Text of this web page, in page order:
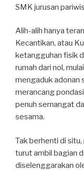
SMK jurusan
Alih-alih hanya
Kecantikan, atau
ketangguhan fisik
rumah dari nol,
mengaduk adonan
merancang
penuh semangat
sesama.
Tak berhenti di
turut ambil bagian
diselenggarakan